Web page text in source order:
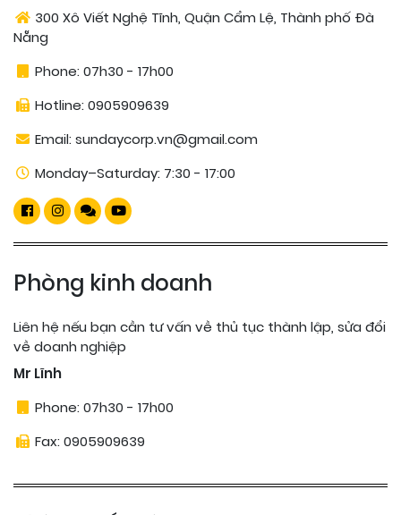
300 Xô Viết Nghệ Tĩnh, Quận Cẩm Lệ, Thành phố Đà
Nẵng
Phone: 07h30 - 17h00
Hotline: 0905909639
Email: sundaycorp.vn@gmail.com
Monday–Saturday: 7:30 - 17:00
Phòng kinh doanh
Liên hệ nếu bạn cần tư vấn về thủ tục thành lập, sửa đổi
về doanh nghiệp
Mr Lĩnh
Phone: 07h30 - 17h00
Fax: 0905909639